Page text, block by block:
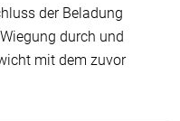
der Beladung
durch und
mit dem zuvor